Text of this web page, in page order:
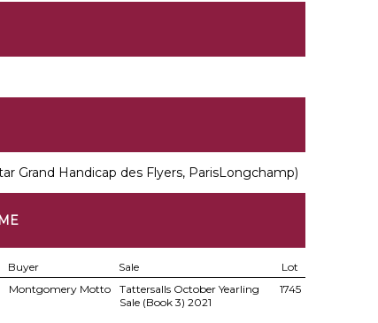
Grand Handicap des Flyers, ParisLongchamp)
Buyer Sale
Lot
Montgomery Motto
Tattersalls October Yearling
Sale (Book 3) 2021
1745